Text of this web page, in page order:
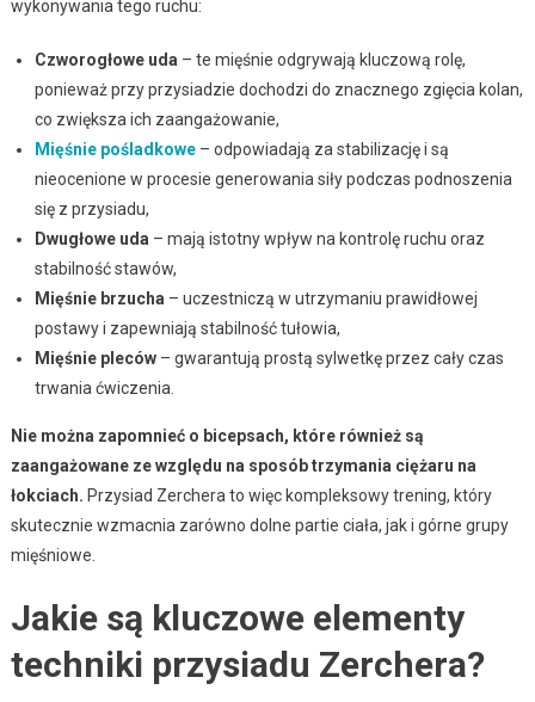
wykonywania tego ruchu:
Czworogłowe uda – te mięśnie odgrywają kluczową rolę,
ponieważ przy przysiadzie dochodzi do znacznego zgięcia kolan,
co zwiększa ich zaangażowanie,
Mięśnie pośladkowe– odpowiadają za stabilizację i są
nieocenione w procesie generowania siły podczas podnoszenia
się z przysiadu,
Dwugłowe uda – mają istotny wpływ na kontrolę ruchu oraz
stabilność stawów,
Mięśnie brzucha – uczestniczą w utrzymaniu prawidłowej
postawy i zapewniają stabilność tułowia,
Mięśnie pleców– gwarantują prostą sylwetkę przez cały czas
trwania ćwiczenia.
Nie można zapomnieć o bicepsach, które również są
zaangażowane ze względu na sposób trzymania ciężaru na
łokciach. Przysiad Zerchera to więc kompleksowy trening, który
skutecznie wzmacnia zarówno dolne partie ciała, jak i górne grupy
mięśniowe.
Jakie są kluczowe elementy
techniki przysiadu Zerchera?